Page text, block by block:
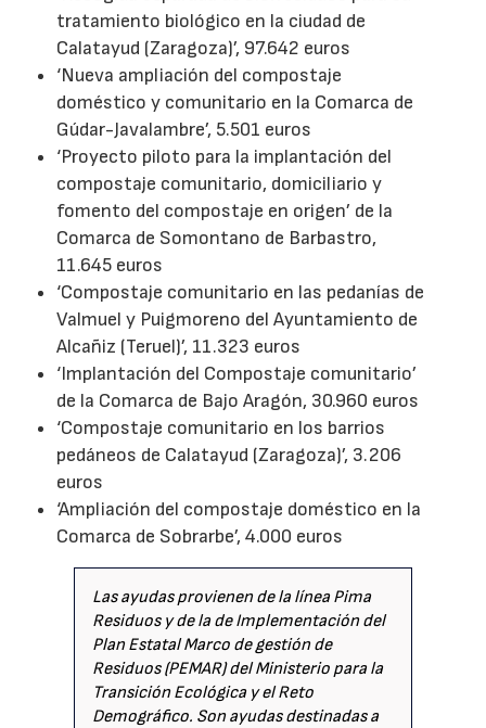
tratamiento biológico en la ciudad de
Calatayud (Zaragoza)’, 97.642 euros
‘Nueva ampliación del compostaje
doméstico y comunitario en la Comarca de
Gúdar-Javalambre’, 5.501 euros
‘Proyecto piloto para la implantación del
compostaje comunitario, domiciliario y
fomento del compostaje en origen’ de la
Comarca de Somontano de Barbastro,
11.645 euros
‘Compostaje comunitario en las pedanías de
Valmuel y Puigmoreno del Ayuntamiento de
Alcañiz (Teruel)’, 11.323 euros
‘Implantación del Compostaje comunitario’
de la Comarca de Bajo Aragón, 30.960 euros
‘Compostaje comunitario en los barrios
pedáneos de Calatayud (Zaragoza)’, 3.206
euros
‘Ampliación del compostaje doméstico en la
Comarca de Sobrarbe’, 4.000 euros
Las ayudas provienen de la línea Pima
Residuos y de la de Implementación del
Plan Estatal Marco de gestión de
Residuos (PEMAR) del Ministerio para la
Transición Ecológica y el Reto
Demográfico. Son ayudas destinadas a